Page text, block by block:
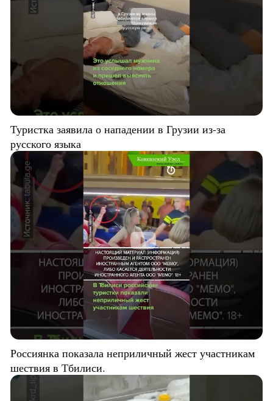
Туристка заявила о нападении в Грузии из-за
русского языка
Россиянка показала неприличный жест участникам
шествия в Тбилиси.